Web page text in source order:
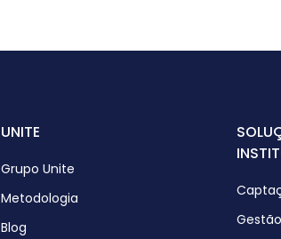
UNITE
Grupo Unite
Metodologia
Blog